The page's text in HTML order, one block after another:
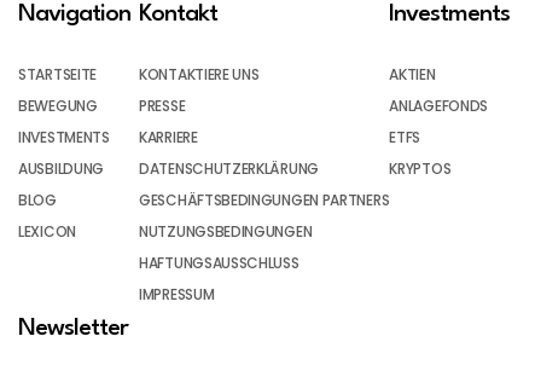
Navigation
STARTSEITE
BEWEGUNG
INVESTMENTS
AUSBILDUNG
BLOG
LEXICON
Kontakt
KONTAKTIERE UNS
PRESSE
KARRIERE
DATENSCHUTZERKLÄRUNG
GESCHÄFTSBEDINGUNGEN PARTNERS
NUTZUNGSBEDINGUNGEN
HAFTUNGSAUSSCHLUSS
IMPRESSUM
Investments
AKTIEN
ANLAGEFONDS
ETFS
KRYPTOS
Newsletter